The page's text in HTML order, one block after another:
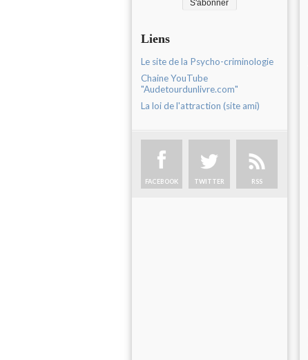
Liens
Le site de la Psycho-criminologie
Chaine YouTube
"Audetourdunlivre.com"
La loi de l'attraction (site ami)
FACEBOOK TWITTER RSS